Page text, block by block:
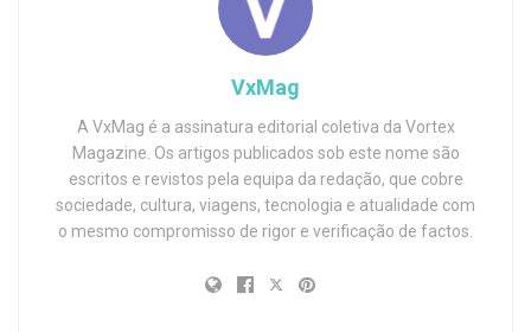
VxMag
A VxMag é a assinatura editorial coletiva da Vortex
Magazine. Os artigos publicados sob este nome são
escritos e revistos pela equipa da redação, que cobre
sociedade, cultura, viagens, tecnologia e atualidade com
o mesmo compromisso de rigor e verificação de factos.